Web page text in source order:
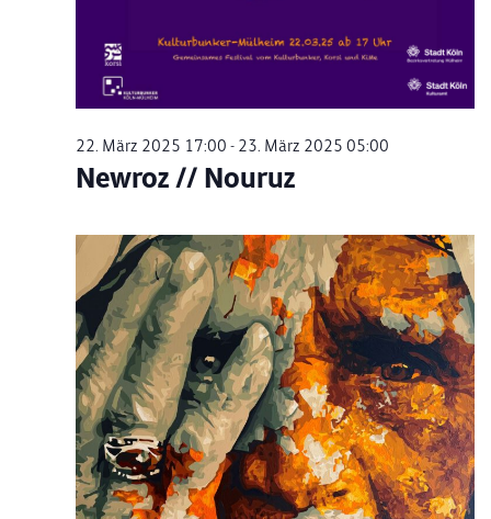
Newroz // Nouruz
22. März 2025 17:00 - 23. März 2025 05:00